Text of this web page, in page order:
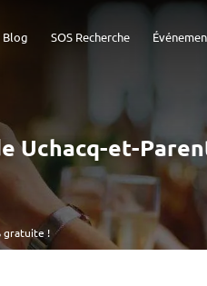
SOS Recherche
Blog
gratuite !
Uchacq-et-